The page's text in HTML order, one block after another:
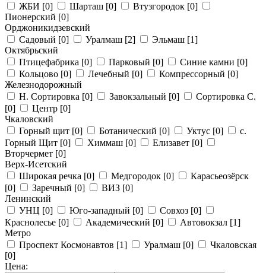
ЖБИ [0] Шарташ [0] Втузгородок [0]
Пионерский [0]
Орджоникидзевский
Садовый [0] Уралмаш [2] Эльмаш [1]
Октябрьский
Птицефабрика [0] Парковый [0] Синие камни [0]
Кольцово [0] Лечебный [0] Компрессорный [0]
Железнодорожный
Н. Сортировка [0] Завокзальный [0]
Сортировка С.
[0]
Центр [0]
Чкаловский
Горный щит [0] Ботанический [0] Уктус [0]
с.
Горный Щит [0] Химмаш [0] Елизавет [0]
Вторчермет [0]
Верх-Исетский
Широкая речка [0] Медгородок [0]
Карасьеозёрск
[0]
Заречный [0] ВИЗ [0]
Ленинский
УНЦ [0] Юго-западный [0] Совхоз [0]
Краснолесье [0] Академический [0] Автовокзал [1]
Метро
Проспект Космонавтов [1] Уралмаш [0]
Чкаловская
[0]
Цена: